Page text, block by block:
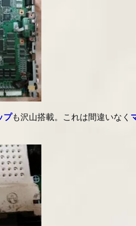
プも沢山搭載。これは間違いなく